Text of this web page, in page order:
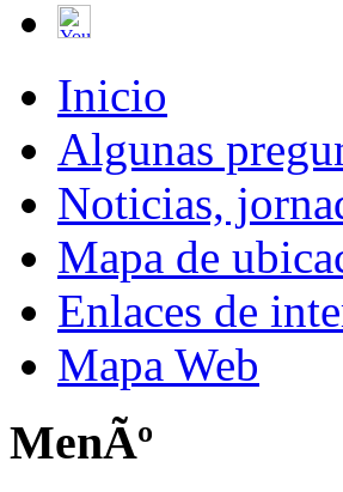
Inicio
Algunas
Noticias,
Mapa de
Enlaces de
Mapa Web
MenÃº